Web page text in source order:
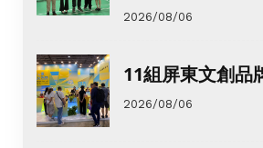
2026/08/06
11組屏東文創品
2026/08/06